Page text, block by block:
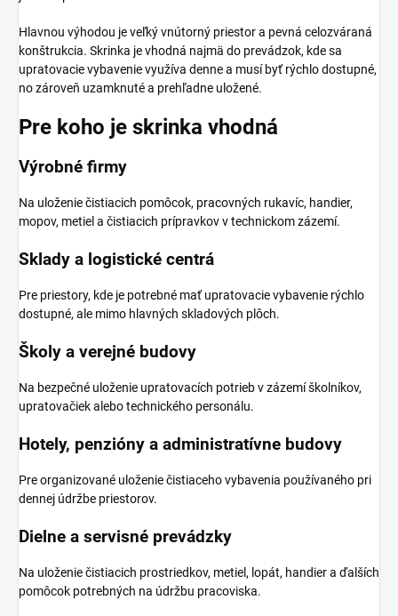
Hlavnou výhodou je veľký vnútorný priestor a pevná celozváraná
konštrukcia. Skrinka je vhodná najmä do prevádzok, kde sa
upratovacie vybavenie využíva denne a musí byť rýchlo dostupné,
no zároveň uzamknuté a prehľadne uložené.
Pre koho je skrinka vhodná
Výrobné firmy
Na uloženie čistiacich pomôcok, pracovných rukavíc, handier,
mopov, metiel a čistiacich prípravkov v technickom zázemí.
Sklady a logistické centrá
Pre priestory, kde je potrebné mať upratovacie vybavenie rýchlo
dostupné, ale mimo hlavných skladových plôch.
Školy a verejné budovy
Na bezpečné uloženie upratovacích potrieb v zázemí školníkov,
upratovačiek alebo technického personálu.
Hotely, penzióny a administratívne budovy
Pre organizované uloženie čistiaceho vybavenia používaného pri
dennej údržbe priestorov.
Dielne a servisné prevádzky
Na uloženie čistiacich prostriedkov, metiel, lopát, handier a ďalších
pomôcok potrebných na údržbu pracoviska.